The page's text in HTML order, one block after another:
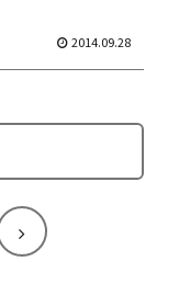
2014.09.28
次